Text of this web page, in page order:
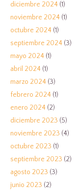
diciembre 2024 (1)
noviembre 2024 (1)
octubre 2024 (1)
septiembre 2024 (3)
mayo 2024 (1)
abril 2024 (1)
marzo 2024 (3)
febrero 2024 (1)
enero 2024 (2)
diciembre 2023 (5)
noviembre 2023 (4)
octubre 2023 (1)
septiembre 2023 (2)
agosto 2023 (3)
junio 2023 (2)